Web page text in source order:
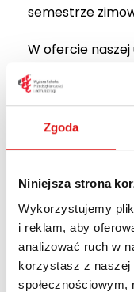
Zgoda
Niniejsza strona
Wykorzystujemy
i reklam, aby
analizować ruch w
korzystasz z naszej
semestrze
W ofercie
licencjackie,
podyplomowe.
„oferta”.